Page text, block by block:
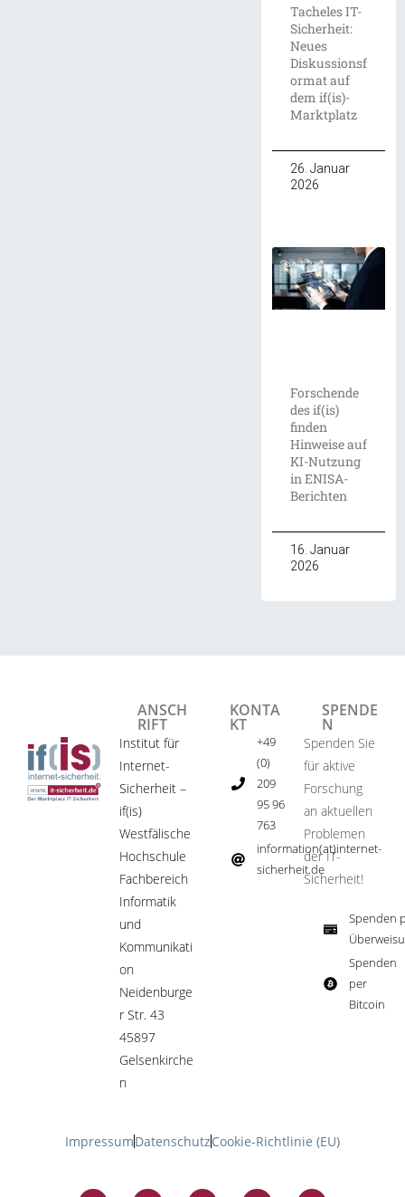
Tacheles IT-
Sicherheit:
Neues
Diskussionsf
ormat auf
dem if(is)-
Marktplatz
26. Januar
2026
Forschende
des if(is)
finden
Hinweise auf
KI-Nutzung
in ENISA-
Berichten
16. Januar
2026
ANSCH
RIFT
Institut für
Internet-
Sicherheit –
if(is)
Westfälische
Hochschule
Fachbereich
Informatik
und
Kommunikati
on
Neidenburge
r Str. 43
45897
Gelsenkirche
n
KONTA
KT
+49
(0)
209
95 96
763
information(at)internet-
sicherheit.de ​
SPENDE
N
Spenden Sie
für aktive
Forschung
an aktuellen
Problemen
der IT-
Sicherheit!​
Spenden
Spenden
per
Bitcoin​
ImpressumDatenschutzCookie-Richtlinie (EU)